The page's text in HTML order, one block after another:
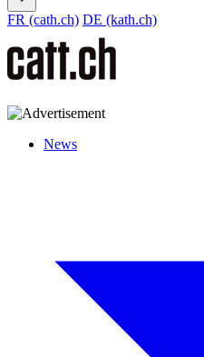
FR (cath.ch) DE (kath.ch)
News